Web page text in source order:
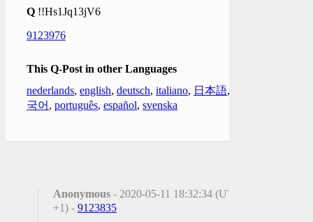
Q !!Hs1Jq13jV6
9123976
This Q-Post in other Languages
nederlands, english, deutsch, italiano, 日本語,
국어 , português, español, svenska
Anonymous - 2020-05-11 18:32:34 (UTC
+1) - 9123835